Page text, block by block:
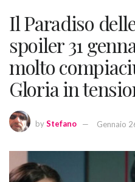
Il Paradiso
spoiler 31
molto
Gloria in
byStefano Gennaio